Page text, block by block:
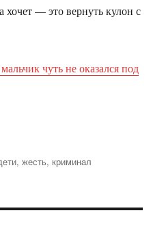
хочет — это вернуть кулон с
чуть не оказался под
,жесть, криминал